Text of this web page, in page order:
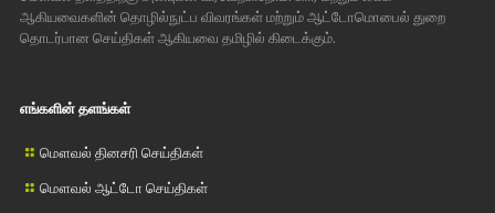
ஆகியவைகளின் தொழில்நுட்ப விவரங்கள் மற்றும் ஆட்டோமொபைல் துறை
தொடர்பான செய்திகள் ஆகியவை தமிழில் கிடைக்கும்.
எங்களின் தளங்கள்
மௌவல் தினசரி செய்திகள்
மௌவல் ஆட்டோ செய்திகள்